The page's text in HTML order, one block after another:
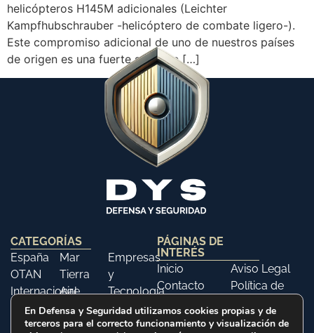
helicópteros H145M adicionales (Leichter
Kampfhubschrauber -helicóptero de combate ligero-).
Este compromiso adicional de uno de nuestros países
de origen es una fuerte señal de […]
CATEGORÍAS
España
OTAN
Internacional
Opinión
Mar
Tierra
Aire
Libros
Empresas
y
Tecnología
Ferias y
Eventos
PÁGINAS DE
INTERÉS
Inicio
Contacto
Aviso Legal
Política de
Política de
En Defensa y Seguridad utilizamos cookies propias y de
terceros para el correcto funcionamiento y visualización de